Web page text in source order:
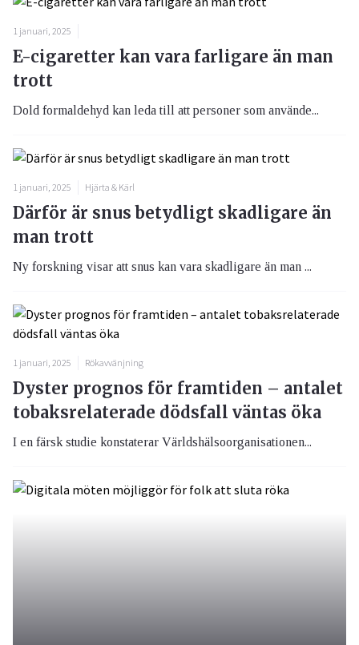
1 januari, 2025
E-cigaretter kan vara farligare än man
trott
Dold formaldehyd kan leda till att personer som använde...
1 januari, 2025 Hjärta & Kärl
Därför är snus betydligt skadligare än
man trott
Ny forskning visar att snus kan vara skadligare än man ...
1 januari, 2025 Rökavvänjning
Dyster prognos för framtiden – antalet
tobaksrelaterade dödsfall väntas öka
I en färsk studie konstaterar Världshälsoorganisationen...